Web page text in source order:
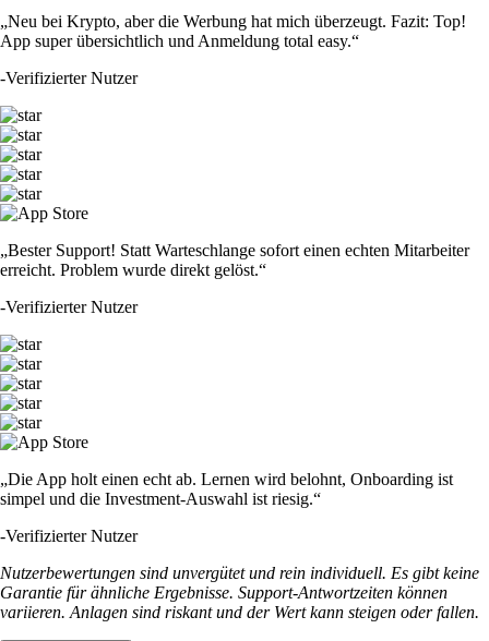
„Neu bei Krypto, aber die Werbung hat mich überzeugt. Fazit: Top!
App super übersichtlich und Anmeldung total easy.“
-Verifizierter Nutzer
„Bester Support! Statt Warteschlange sofort einen echten Mitarbeiter
erreicht. Problem wurde direkt gelöst.“
-Verifizierter Nutzer
„Die App holt einen echt ab. Lernen wird belohnt, Onboarding ist
simpel und die Investment-Auswahl ist riesig.“
-Verifizierter Nutzer
Nutzerbewertungen sind unvergütet und rein individuell. Es gibt keine
Garantie für ähnliche Ergebnisse. Support-Antwortzeiten können
variieren. Anlagen sind riskant und der Wert kann steigen oder fallen.